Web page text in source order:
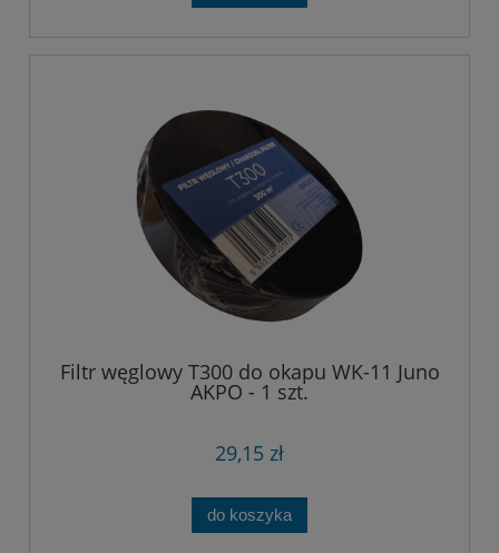
Filtr węglowy T300 do okapu WK-11 Juno
AKPO - 1 szt.
29,15 zł
do koszyka